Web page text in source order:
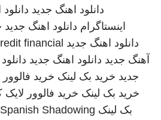
دانلود اهنگ جدید
اینستاگرام دانلود اهنگ جدید
دانلود اهنگ جدید financial
آهنگ جدید دانلود اهنگ جدید
جدید خرید بک لینک خرید
خرید بک لینک خرید فالوور لایک
بک لینک Spanish Shadowing